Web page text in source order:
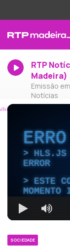
RTP
Madeira)
Emissão
Notícias
HLS.JS
ERROR
ESTE
SOCIEDADE